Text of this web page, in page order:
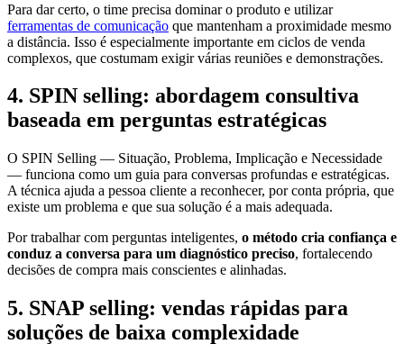
Para dar certo, o time precisa dominar o produto e utilizar
ferramentas de comunicação que mantenham a proximidade mesmo
a distância. Isso é especialmente importante em ciclos de venda
complexos, que costumam exigir várias reuniões e demonstrações.
4. SPIN selling: abordagem consultiva
baseada em perguntas estratégicas
O SPIN Selling — Situação, Problema, Implicação e Necessidade
— funciona como um guia para conversas profundas e estratégicas.
A técnica ajuda a pessoa cliente a reconhecer, por conta própria, que
existe um problema e que sua solução é a mais adequada.
Por trabalhar com perguntas inteligentes, o método cria confiança e
conduz a conversa para um diagnóstico preciso, fortalecendo
decisões de compra mais conscientes e alinhadas.
5. SNAP selling: vendas rápidas para
soluções de baixa complexidade